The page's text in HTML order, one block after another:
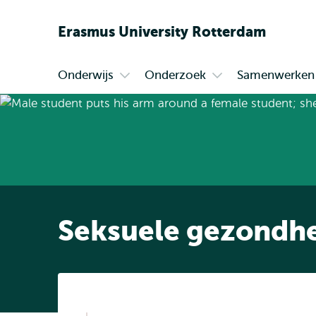
Erasmus University Rotterdam
Primair
Onderwijs
submenu
Onderzoek
submenu
Samenwerken
Seksuele